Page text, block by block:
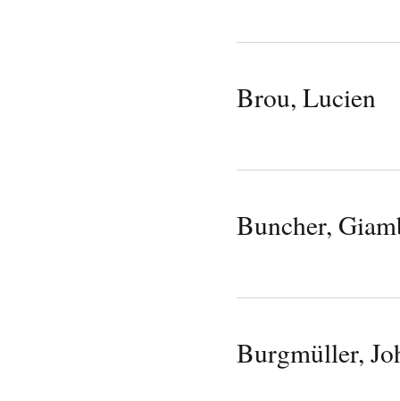
Brou, Lucien
Buncher,
Burgmüller,